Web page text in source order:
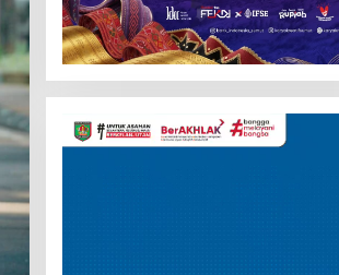
Pemutar
Video